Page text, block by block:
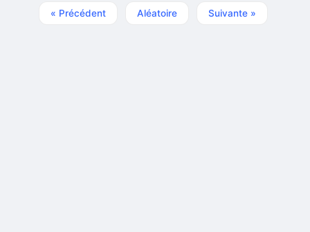
« Précédent Aléatoire Suivante »